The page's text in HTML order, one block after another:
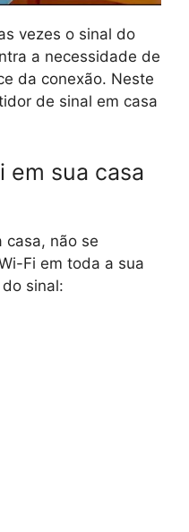
vezes o sinal do
a necessidade de
da conexão. Neste
de sinal em casa
em sua casa
casa, não se
Fi em toda a sua
sinal: